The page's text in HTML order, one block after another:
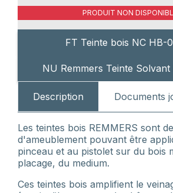
PRODUIT NON
FT Teinte bois NC HB-
NU Remmers Teinte
Description Documents
Les teintes bois REMMERS sont
d'ameublement pouvant être
pinceau et au pistolet sur du bois
placage, du medium.
Ces teintes bois amplifient le